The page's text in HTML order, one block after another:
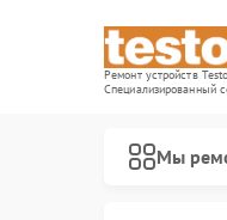
Ремонт устройств Testo
Специализированный
Мы